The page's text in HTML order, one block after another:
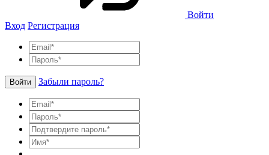
Войти
Вход Регистрация
Войти Забыли пароль?